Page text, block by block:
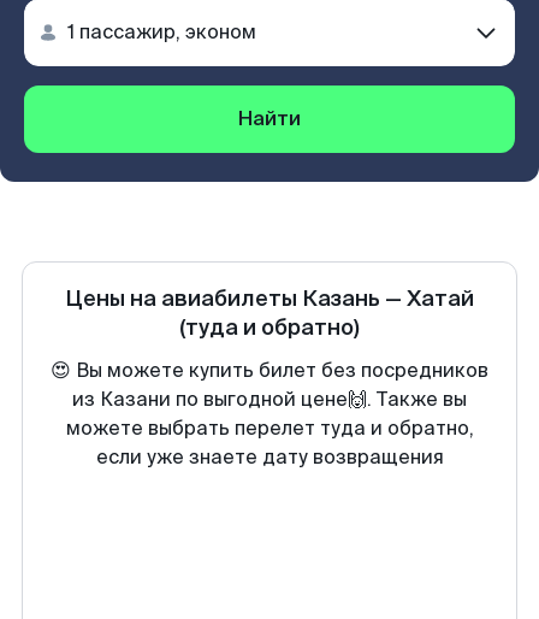
Найти
Цены на авиабилеты Казань — Хатай
(туда и обратно)
😍 Вы можете купить билет без посредников
из Казани по выгодной цене🙌. Также вы
можете выбрать перелет туда и обратно,
если уже знаете дату возвращения